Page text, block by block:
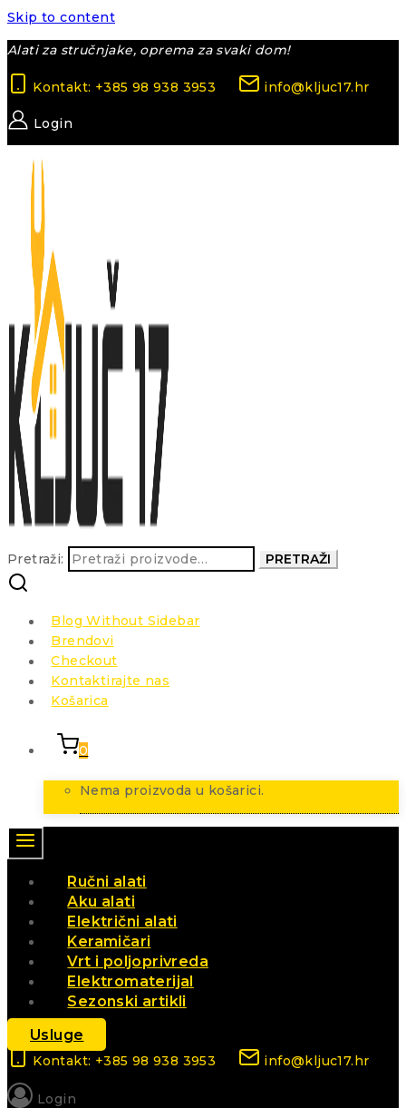
Skip to content
Alati za stručnjake, oprema za svaki dom!
Kontakt: +385 98 938 3953 info@kljuc17.hr
Login
Pretraži: PRETRAŽI
Blog Without Sidebar
Brendovi
Checkout
Kontaktirajte nas
Košarica
0
Nema proizvoda u košarici.
Ručni alati
Aku alati
Električni alati
Keramičari
Vrt i poljoprivreda
Elektromaterijal
Sezonski artikli
Usluge
Kontakt: +385 98 938 3953 info@kljuc17.hr
Login